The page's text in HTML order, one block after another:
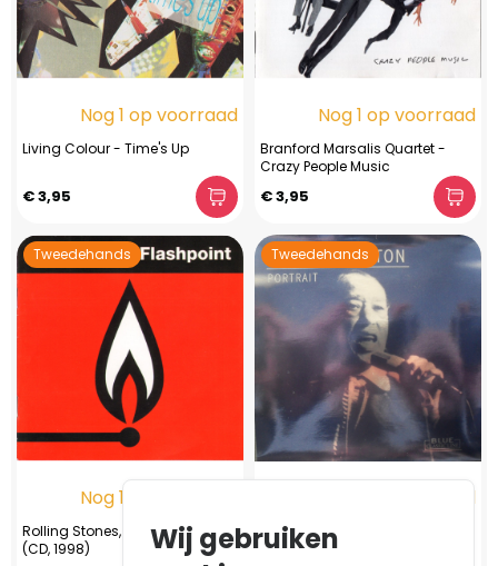
Nog 1 op voorraad
Living Colour - Time's Up
€ 3,95
Nog 1 op voorraad
Branford Marsalis Quartet -
Crazy People Music
€ 3,95
Tweedehands
Nog 1 op voorraad
Rolling Stones, The - Flashpoint
(CD, 1998)
Tweedehands
Nog 1 op voorraad
Duke Ellington - Portrait
Wij gebruiken